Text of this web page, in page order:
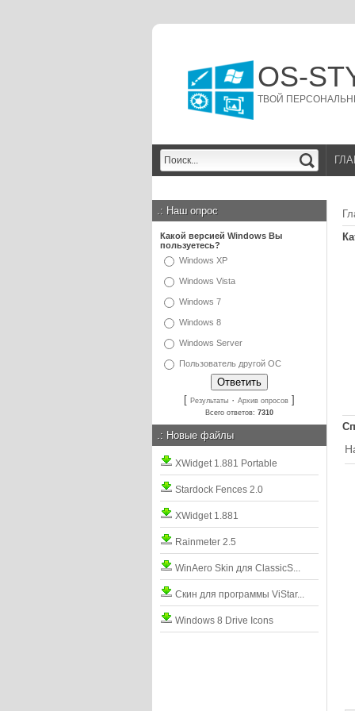
OS-
ТВОЙ
.: Наш опрос
Какой версией Windows Вы
пользуетесь?
Windows XP
Windows Vista
Windows 7
Windows 8
Windows Server
Пользователь другой ОС
[ Результаты · Архив опросов ]
Всего ответов: 7310
.: Новые файлы
XWidget 1.881 Portable
Stardock Fences 2.0
XWidget 1.881
Rainmeter 2.5
WinAero Skin для ClassicS...
Скин для программы ViStar...
Windows 8 Drive Icons